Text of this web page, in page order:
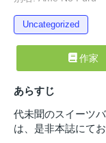
Uncategorized
作家
あらすじ
代未聞のスイーツ
は、是非本誌にて